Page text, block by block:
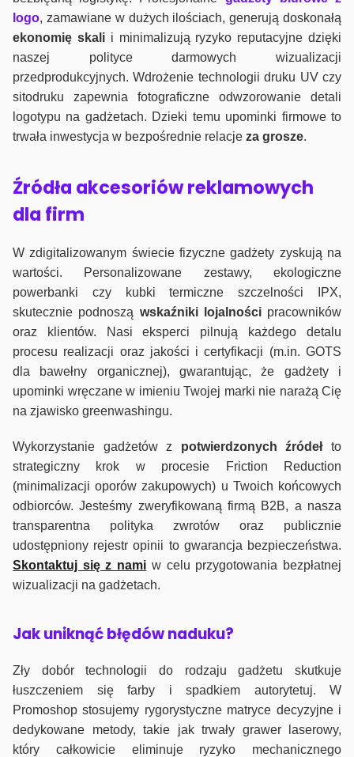
logo, zamawiane w dużych ilościach, generują doskonałą
ekonomię skalii minimalizują ryzyko reputacyjne dzięki
naszej polityce darmowych wizualizacji
przedprodukcyjnych. Wdrożenie technologii druku UV czy
sitodruku zapewnia fotograficzne odwzorowanie detali
logotypu na gadżetach. Dzieki temu upominki firmowe to
trwała inwestycja w bezpośrednie relacje za grosze.
Źródła akcesoriów reklamowych
dla firm
W zdigitalizowanym świecie fizyczne gadżety zyskują na
wartości. Personalizowane zestawy, ekologiczne
powerbanki czy kubki termiczne szczelności IPX,
skutecznie podnoszą wskaźniki lojalnościpracowników
oraz klientów. Nasi eksperci pilnują każdego detalu
procesu realizacji oraz jakości i certyfikacji (m.in. GOTS
dla bawełny organicznej), gwarantując, że gadżety i
upominki wręczane w imieniu Twojej marki nie narażą Cię
na zjawisko greenwashingu.
Wykorzystanie gadżetów z potwierdzonych źródełto
strategiczny krok w procesie Friction Reduction
(minimalizacji oporów zakupowych) u Twoich końcowych
odbiorców. Jesteśmy zweryfikowaną firmą B2B, a nasza
transparentna polityka zwrotów oraz publicznie
udostępniony rejestr opinii to gwarancja bezpieczeństwa.
Skontaktuj się z nami w celu przygotowania bezpłatnej
wizualizacji na gadżetach.
Jak uniknąć błędów naduku?
Zły dobór technologii do rodzaju gadżetu skutkuje
łuszczeniem się farby i spadkiem autorytetuj. W
Promoshop stosujemy rygorystyczne matryce decyzyjne i
dedykowane metody, takie jak trwały grawer laserowy,
który całkowicie eliminuje ryzyko mechanicznego